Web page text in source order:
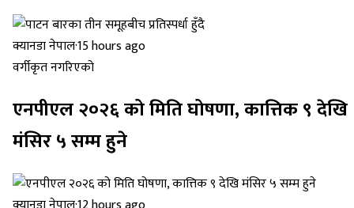
क्यानडा नेपाल·15 hours ago
वर्गीकृत नगरिएको
एनपीएल २०२६ को मिति घोषणा, कात्तिक ९ देखि
मंसिर ५ सम्म हुने